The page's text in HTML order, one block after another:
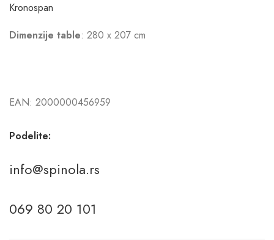
Dimenzije table: 280 x 207 cm
EAN: 2000000456959
Podelite:
info@spinola.rs
069 80 20 101